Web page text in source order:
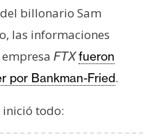
billonario Sam
las informaciones
FTXfueron
por Bankman-Fried.
inició todo: